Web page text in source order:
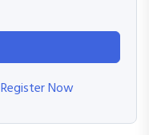
Register Now